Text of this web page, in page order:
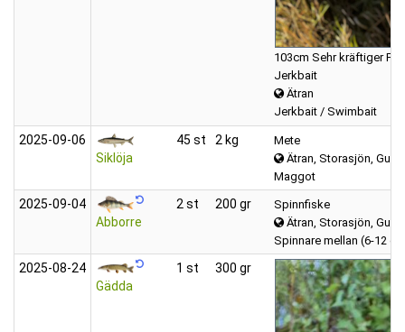
103cm Sehr kräftiger
Jerkbait
Ätran
Jerkbait / Swimbait
2025‑09‑06
Siklöja
45 st 2 kg
Mete
Ätran, Storasjön,
Maggot
2025‑09‑04
Abborre
2 st 200 gr
Spinnfiske
Ätran, Storasjön,
Spinnare mellan (6-12 gr)
2025‑08‑24
Gädda
1 st 300 gr